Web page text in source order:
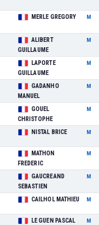
MERLE GREGORY M
ALIBERT
GUILLAUME
M
LAPORTE
GUILLAUME
M
GADANHO
MANUEL
M
GOUEL
CHRISTOPHE
M
NISTAL BRICE M
MATHON
FREDERIC
M
GAUCREAND
SEBASTIEN
M
CAILHOL MATHIEU M
LE GUEN PASCAL M